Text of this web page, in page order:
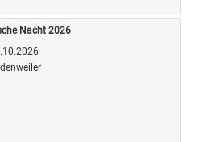
Nacht 2026